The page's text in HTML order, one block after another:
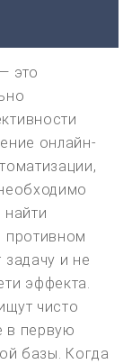
это
онлайн-
противном
и не
эффекта.
чисто
в первую
базы. Когда